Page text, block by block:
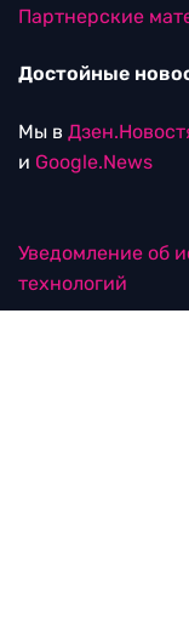
Партнерские
Достойные
Мы в
и Google.News
Уведомление об
технологий